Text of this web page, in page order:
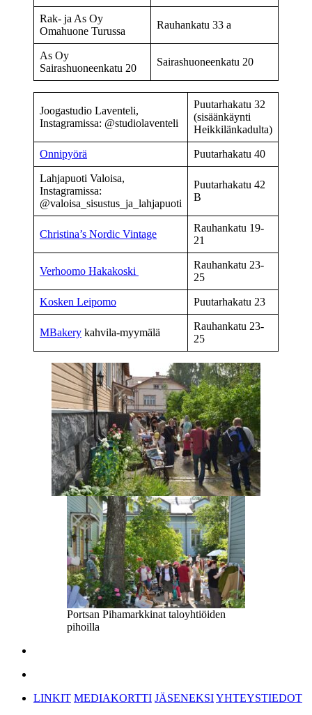
Rak- ja As Oy
Omahuone Turussa
Rauhankatu 33 a
As Oy
Sairashuoneenkatu 20
Sairashuoneenkatu 20
Joogastudio Laventeli,
Instagramissa: @studiolaventeli
Puutarhakatu 32
(sisäänkäynti
Heikkilänkadulta)
Onnipyörä Puutarhakatu 40
Lahjapuoti Valoisa,
Instagramissa:
@valoisa_sisustus_ja_lahjapuoti
Puutarhakatu 42
B
Christina’s Nordic Vintage
Rauhankatu 19-
21
Verhoomo Hakakoski
Rauhankatu 23-
25
Kosken Leipomo Puutarhakatu 23
MBakery kahvila-myymälä
Rauhankatu 23-
25
Portsan Pihamarkkinat taloyhtiöiden
pihoilla
LINKIT MEDIAKORTTI JÄSENEKSIYHTEYSTIEDOT